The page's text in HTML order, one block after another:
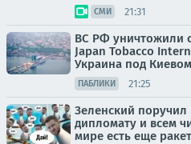
СМИ 21:31
ВС РФ уничтожили
Japan Tobacco
Украина под Киевом
ПАБЛИКИ 21:25
Зеленский
дипломату и всем
мире есть еще